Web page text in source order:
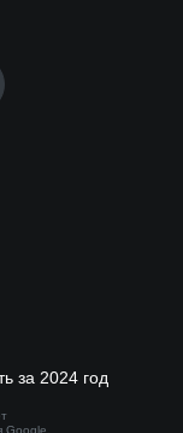
за 2024 год